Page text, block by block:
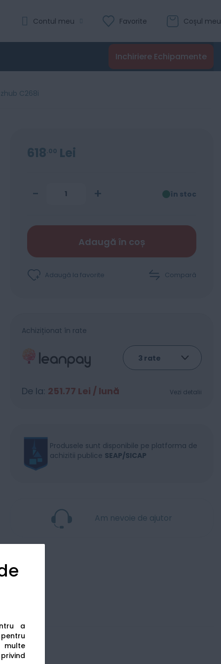
a
multe
Coșul meu
Favorite
Contul meu
Inchiriere Echipamente
C268i
618 00 Lei
- + în stoc
Adaugă în coș
Adaugă la favorite Compară
Achiziționat în rate
De la: 251.77 Lei / lună Vezi detalii
Produsele sunt disponibile pe platforma de
achizitii publice SEAP/SICAP
Am nevoie de ajutor
Evaluare:
0
% of 100
Recenzii
Adaugă în coș